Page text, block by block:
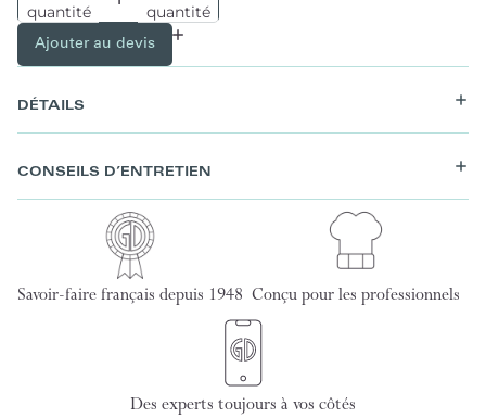
quantité
quantité
Ajouter au devis
DÉTAILS
CONSEILS D’ENTRETIEN
Savoir-faire français depuis 1948 Conçu pour les professionnels
Des experts toujours à vos côtés